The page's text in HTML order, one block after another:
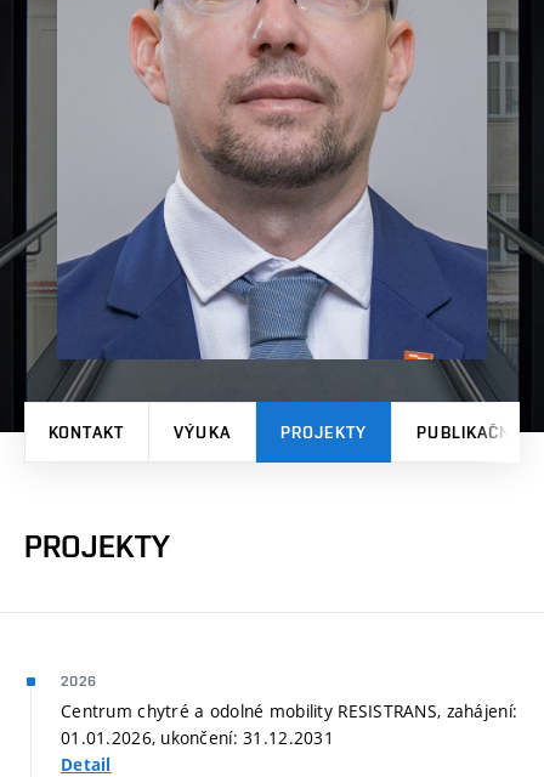
KONTAKT VÝUKA PROJEKTY PUBLIKAČNÍ
PROJEKTY
2026
Centrum chytré a odolné mobility RESISTRANS, zahájení:
01.01.2026, ukončení: 31.12.2031
Detail